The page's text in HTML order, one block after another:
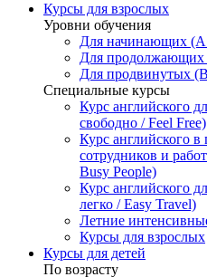
Курсы для взрослых
Уровни обучения
Для начинающих
Для
Для продвинутых
Специальные курсы
Курс английского
свободно / Feel Free)
Курс английского в
сотрудников и
Busy People)
Курс английского
легко / Easy Travel)
Летние
Курсы для взрослых
Курсы для детей
По возрасту